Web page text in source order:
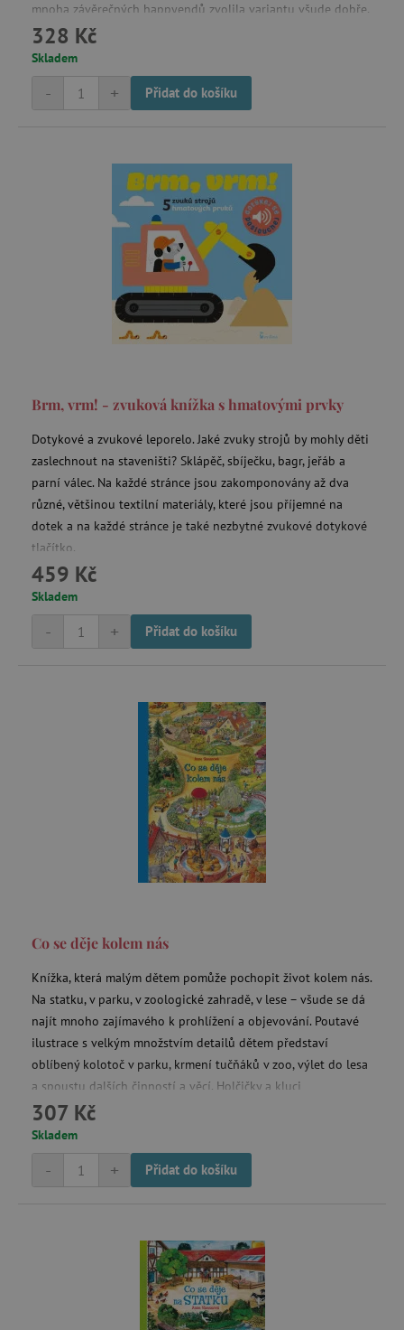
mnoha závěrečných happyendů zvolila variantu všude dobře,
doma nejlíp, a poslala zvířátka zpět do jejich přirozených
příbytků.
328 Kč
Skladem
+
- Přidat do košíku
Brm, vrm! - zvuková knížka s hmatovými prvky
Dotykové a zvukové leporelo. Jaké zvuky strojů by mohly děti
zaslechnout na staveništi? Sklápěč, sbíječku, bagr, jeřáb a
parní válec. Na každé stránce jsou zakomponovány až dva
různé, většinou textilní materiály, které jsou příjemné na
dotek a na každé stránce je také nezbytné zvukové dotykové
tlačítko.
459 Kč
Skladem
+
- Přidat do košíku
Co se děje kolem nás
Knížka, která malým dětem pomůže pochopit život kolem nás.
Na statku, v parku, v zoologické zahradě, v lese – všude se dá
najít mnoho zajímavého k prohlížení a objevování. Poutavé
ilustrace s velkým množstvím detailů dětem představí
oblíbený kolotoč v parku, krmení tučňáků v zoo, výlet do lesa
a spoustu dalších činností a věcí. Holčičky a kluci
předškolního věku se tak mohou ponořit do barevného světa
kolem sebe a učit se pozorovat. Pro děti od 2 let.
307 Kč
Skladem
+
- Přidat do košíku